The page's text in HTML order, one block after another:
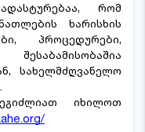
რომ
ხარისხის
პროცედურები,
სახელმძღვანელო
იხილოთ